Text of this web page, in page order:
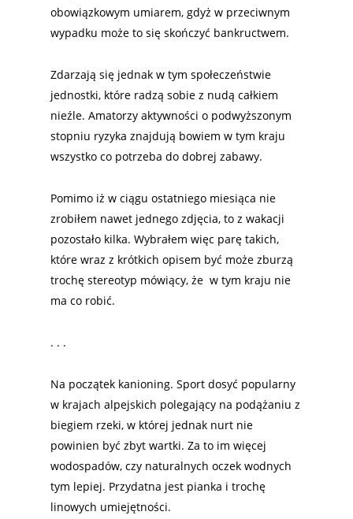
obowiązkowym umiarem, gdyż w przeciwnym
wypadku może to się skończyć bankructwem.
Zdarzają się jednak w tym społeczeństwie
jednostki, które radzą sobie z nudą całkiem
nieźle. Amatorzy aktywności o podwyższonym
stopniu ryzyka znajdują bowiem w tym kraju
wszystko co potrzeba do dobrej zabawy.
Pomimo iż w ciągu ostatniego miesiąca nie
zrobiłem nawet jednego zdjęcia, to z wakacji
pozostało kilka. Wybrałem więc parę takich,
które wraz z krótkich opisem być może zburzą
trochę stereotyp mówiący, że w tym kraju nie
ma co robić.
. . .
Na początek kanioning. Sport dosyć popularny
w krajach alpejskich polegający na podążaniu z
biegiem rzeki, w której jednak nurt nie
powinien być zbyt wartki. Za to im więcej
wodospadów, czy naturalnych oczek wodnych
tym lepiej. Przydatna jest pianka i trochę
linowych umiejętności.